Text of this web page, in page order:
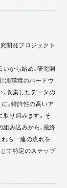
開発プロジェクト
から始め、研究開
測環境のハードウ
収集したデータの
、特許性の高いア
り組みます。そ
組み込みから、最終
ら一連の流れを
て特定のステップ